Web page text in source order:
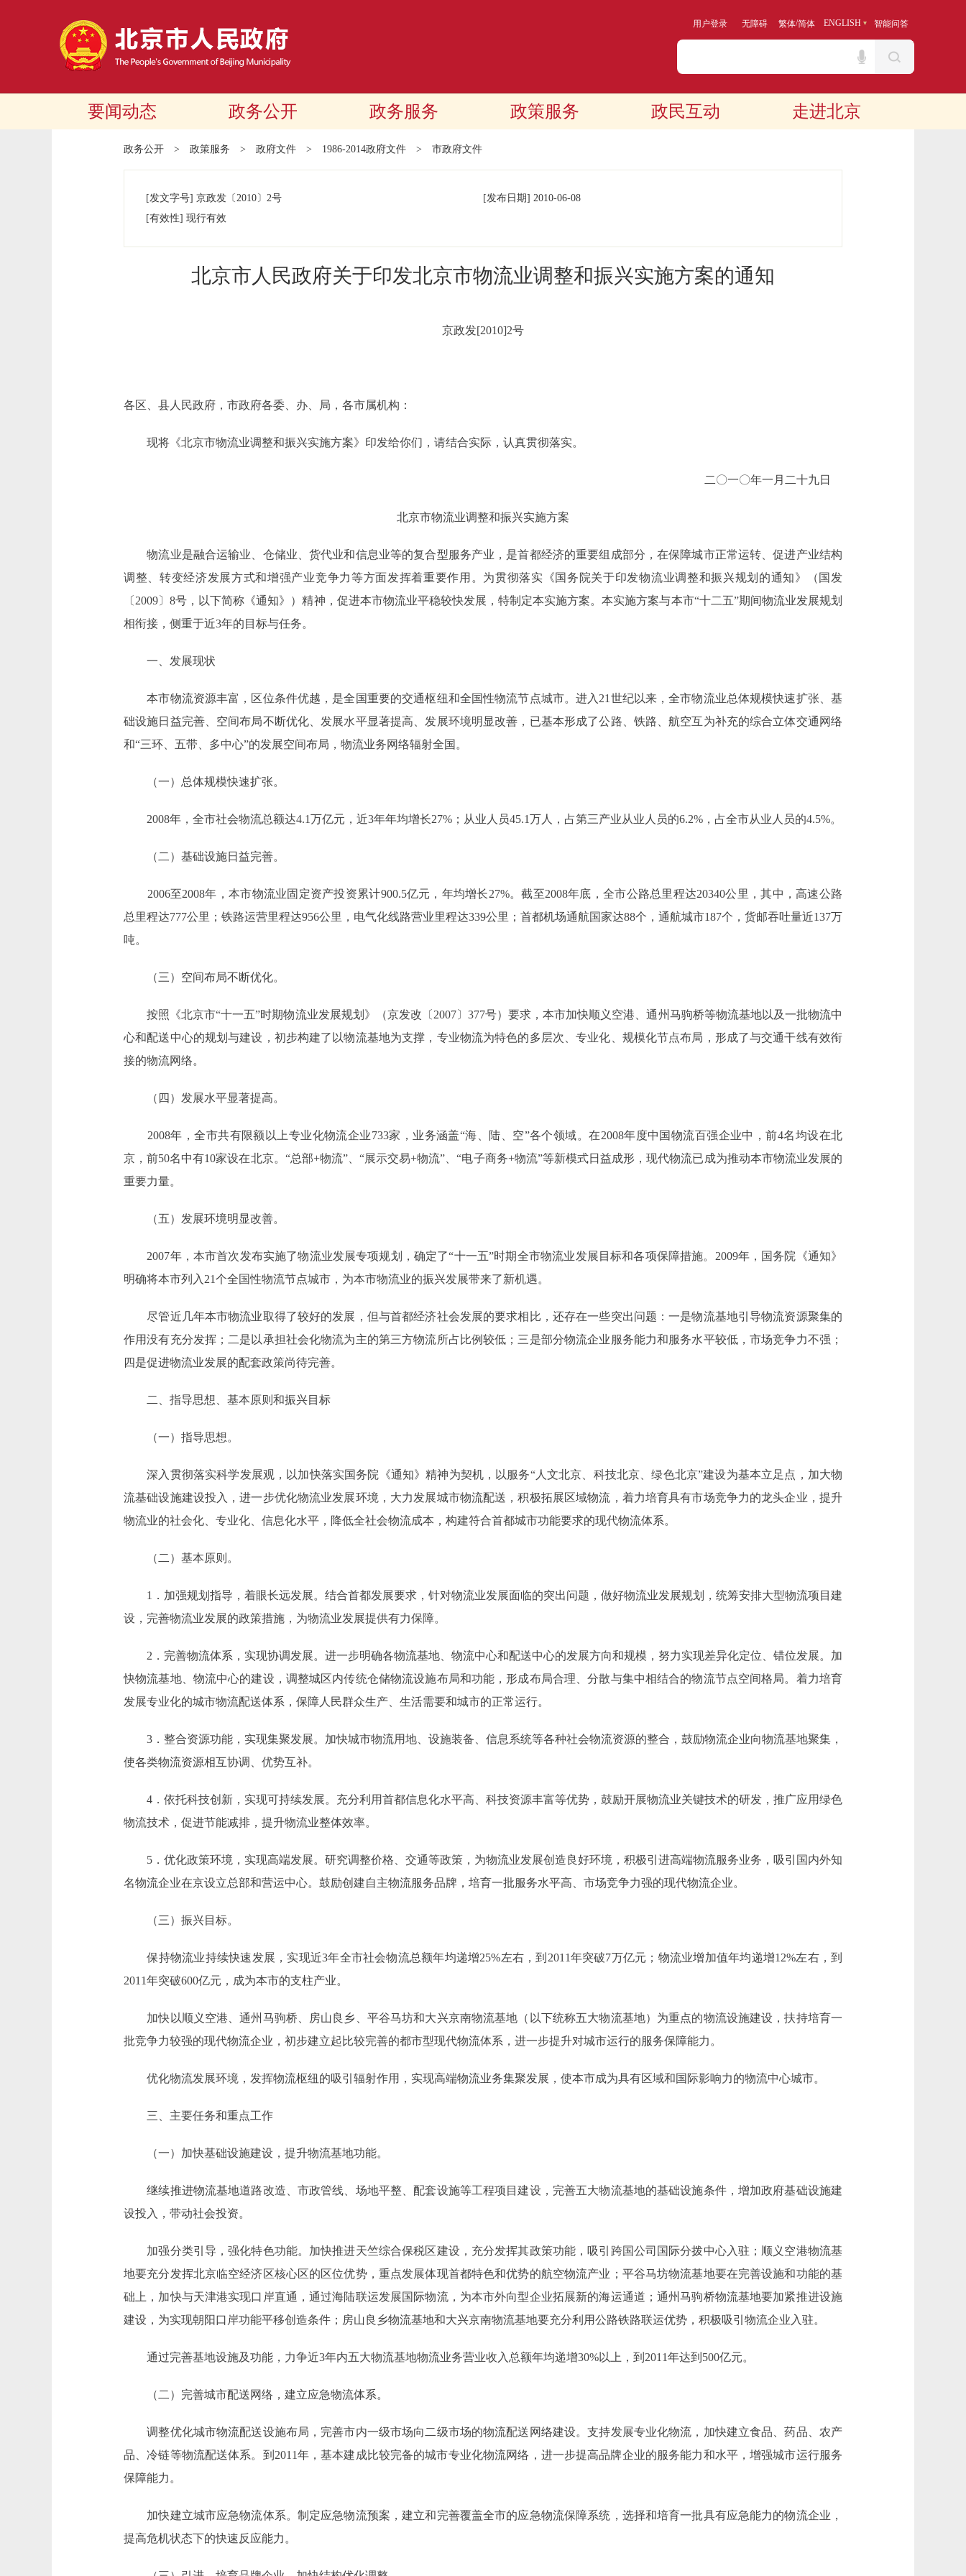
用户登录 无障碍 繁体/简体 ENGLISH 智能问答
要闻动态 政务公开 政务服务 政策服务 政民互动 走进北京
政务公开 > 政策服务 > 政府文件 > 1986-2014政府文件 > 市政府文件
[发文字号] 京政发 〔2010〕 2号 [发布日期] 2010-06-08
[有效性] 现行有效
北京市人民政府关于印发北京市物流业调整和振兴实施方案的通知
京政发[2010]2号
各区、县人民政府，市政府各委、办、局，各市属机构：
现将《北京市物流业调整和振兴实施方案》印发给你们，请结合实际，认真贯彻落实。
二〇一〇年一月二十九日
北京市物流业调整和振兴实施方案
物流业是融合运输业、仓储业、货代业和信息业等的复合型服务产业，是首都经济的重要组成部分，在保障城市正常运转、促进产业结构
调整、转变经济发展方式和增强产业竞争力等方面发挥着重要作用。为贯彻落实《国务院关于印发物流业调整和振兴规划的通知》（国发
〔2009〕8号，以下简称《通知》）精神，促进本市物流业平稳较快发展，特制定本实施方案。本实施方案与本市“十二五”期间物流业发展规划
相衔接，侧重于近3年的目标与任务。
一、发展现状
本市物流资源丰富，区位条件优越，是全国重要的交通枢纽和全国性物流节点城市。进入21世纪以来，全市物流业总体规模快速扩张、基
础设施日益完善、空间布局不断优化、发展水平显著提高、发展环境明显改善，已基本形成了公路、铁路、航空互为补充的综合立体交通网络
和“三环、五带、多中心”的发展空间布局，物流业务网络辐射全国。
（一）总体规模快速扩张。
2008年，全市社会物流总额达4.1万亿元，近3年年均增长27%；从业人员45.1万人，占第三产业从业人员的6.2%，占全市从业人员的4.5%。
（二）基础设施日益完善。
2006至2008年，本市物流业固定资产投资累计900.5亿元，年均增长27%。截至2008年底，全市公路总里程达20340公里，其中，高速公路
总里程达777公里；铁路运营里程达956公里，电气化线路营业里程达339公里；首都机场通航国家达88个，通航城市187个，货邮吞吐量近137万
吨。
（三）空间布局不断优化。
按照《北京市“十一五”时期物流业发展规划》（京发改〔2007〕377号）要求，本市加快顺义空港、通州马驹桥等物流基地以及一批物流中
心和配送中心的规划与建设，初步构建了以物流基地为支撑，专业物流为特色的多层次、专业化、规模化节点布局，形成了与交通干线有效衔
接的物流网络。
（四）发展水平显著提高。
2008年，全市共有限额以上专业化物流企业733家，业务涵盖“海、陆、空”各个领域。在2008年度中国物流百强企业中，前4名均设在北
京，前50名中有10家设在北京。“总部+物流”、“展示交易+物流”、“电子商务+物流”等新模式日益成形，现代物流已成为推动本市物流业发展的
重要力量。
（五）发展环境明显改善。
2007年，本市首次发布实施了物流业发展专项规划，确定了“十一五”时期全市物流业发展目标和各项保障措施。2009年，国务院《通知》
明确将本市列入21个全国性物流节点城市，为本市物流业的振兴发展带来了新机遇。
尽管近几年本市物流业取得了较好的发展，但与首都经济社会发展的要求相比，还存在一些突出问题：一是物流基地引导物流资源聚集的
作用没有充分发挥；二是以承担社会化物流为主的第三方物流所占比例较低；三是部分物流企业服务能力和服务水平较低，市场竞争力不强；
四是促进物流业发展的配套政策尚待完善。
二、指导思想、基本原则和振兴目标
（一）指导思想。
深入贯彻落实科学发展观，以加快落实国务院《通知》精神为契机，以服务“人文北京、科技北京、绿色北京”建设为基本立足点，加大物
流基础设施建设投入，进一步优化物流业发展环境，大力发展城市物流配送，积极拓展区域物流，着力培育具有市场竞争力的龙头企业，提升
物流业的社会化、专业化、信息化水平，降低全社会物流成本，构建符合首都城市功能要求的现代物流体系。
（二）基本原则。
1．加强规划指导，着眼长远发展。结合首都发展要求，针对物流业发展面临的突出问题，做好物流业发展规划，统筹安排大型物流项目建
设，完善物流业发展的政策措施，为物流业发展提供有力保障。
2．完善物流体系，实现协调发展。进一步明确各物流基地、物流中心和配送中心的发展方向和规模，努力实现差异化定位、错位发展。加
快物流基地、物流中心的建设，调整城区内传统仓储物流设施布局和功能，形成布局合理、分散与集中相结合的物流节点空间格局。着力培育
发展专业化的城市物流配送体系，保障人民群众生产、生活需要和城市的正常运行。
3．整合资源功能，实现集聚发展。加快城市物流用地、设施装备、信息系统等各种社会物流资源的整合，鼓励物流企业向物流基地聚集，
使各类物流资源相互协调、优势互补。
4．依托科技创新，实现可持续发展。充分利用首都信息化水平高、科技资源丰富等优势，鼓励开展物流业关键技术的研发，推广应用绿色
物流技术，促进节能减排，提升物流业整体效率。
5．优化政策环境，实现高端发展。研究调整价格、交通等政策，为物流业发展创造良好环境，积极引进高端物流服务业务，吸引国内外知
名物流企业在京设立总部和营运中心。鼓励创建自主物流服务品牌，培育一批服务水平高、市场竞争力强的现代物流企业。
（三）振兴目标。
保持物流业持续快速发展，实现近3年全市社会物流总额年均递增25%左右，到2011年突破7万亿元；物流业增加值年均递增12%左右，到
2011年突破600亿元，成为本市的支柱产业。
加快以顺义空港、通州马驹桥、房山良乡、平谷马坊和大兴京南物流基地（以下统称五大物流基地）为重点的物流设施建设，扶持培育一
批竞争力较强的现代物流企业，初步建立起比较完善的都市型现代物流体系，进一步提升对城市运行的服务保障能力。
优化物流发展环境，发挥物流枢纽的吸引辐射作用，实现高端物流业务集聚发展，使本市成为具有区域和国际影响力的物流中心城市。
三、主要任务和重点工作
（一）加快基础设施建设，提升物流基地功能。
继续推进物流基地道路改造、市政管线、场地平整、配套设施等工程项目建设，完善五大物流基地的基础设施条件，增加政府基础设施建
设投入，带动社会投资。
加强分类引导，强化特色功能。加快推进天竺综合保税区建设，充分发挥其政策功能，吸引跨国公司国际分拨中心入驻；顺义空港物流基
地要充分发挥北京临空经济区核心区的区位优势，重点发展体现首都特色和优势的航空物流产业；平谷马坊物流基地要在完善设施和功能的基
础上，加快与天津港实现口岸直通，通过海陆联运发展国际物流，为本市外向型企业拓展新的海运通道；通州马驹桥物流基地要加紧推进设施
建设，为实现朝阳口岸功能平移创造条件；房山良乡物流基地和大兴京南物流基地要充分利用公路铁路联运优势，积极吸引物流企业入驻。
通过完善基地设施及功能，力争近3年内五大物流基地物流业务营业收入总额年均递增30%以上，到2011年达到500亿元。
（二）完善城市配送网络，建立应急物流体系。
调整优化城市物流配送设施布局，完善市内一级市场向二级市场的物流配送网络建设。支持发展专业化物流，加快建立食品、药品、农产
品、冷链等物流配送体系。到2011年，基本建成比较完备的城市专业化物流网络，进一步提高品牌企业的服务能力和水平，增强城市运行服务
保障能力。
加快建立城市应急物流体系。制定应急物流预案，建立和完善覆盖全市的应急物流保障系统，选择和培育一批具有应急能力的物流企业，
提高危机状态下的快速反应能力。